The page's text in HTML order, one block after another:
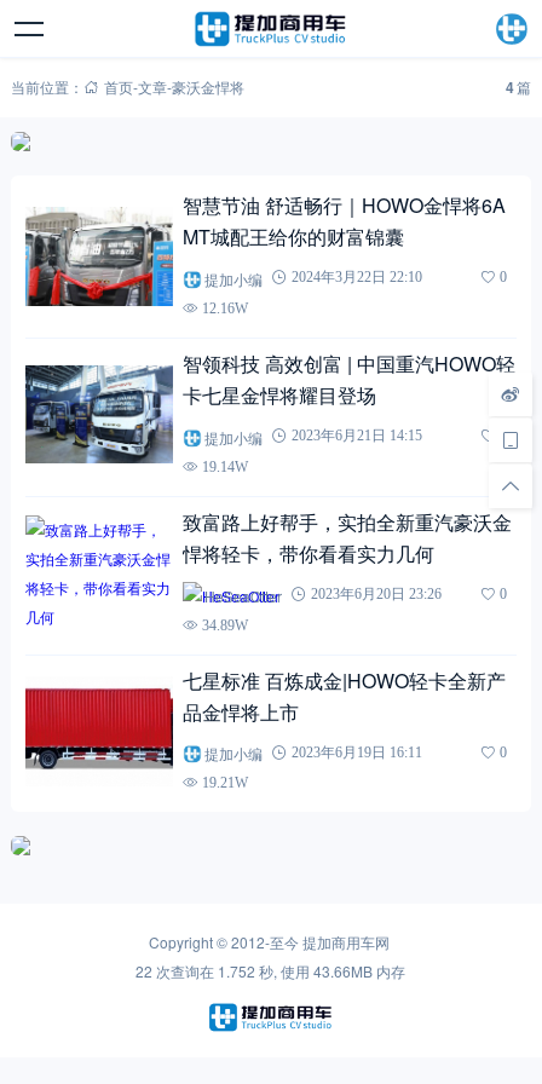
当前位置： 首页-文章-豪沃金悍将 4篇
智慧节油 舒适畅行｜HOWO金悍将6A
MT城配王给你的财富锦囊
提加小编 2024年3月22日 22:10
0
12.16W
智领科技 高效创富 | 中国重汽HOWO轻
卡七星金悍将耀目登场
提加小编 2023年6月21日 14:15
0
19.14W
致富路上好帮手，实拍全新重汽豪沃金
悍将轻卡，带你看看实力几何
HeSeaOtter 2023年6月20日 23:26
0
34.89W
七星标准 百炼成金|HOWO轻卡全新产
品金悍将上市
提加小编 2023年6月19日 16:11
0
19.21W
Copyright © 2012-至今提加商用车网
22 次查询在 1.752 秒, 使用 43.66MB 内存